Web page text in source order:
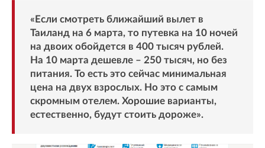
«Если смотреть ближайший вылет в
Таиланд на 6 марта, то путевка на 10 ночей
на двоих обойдется в 400 тысяч рублей.
На 10 марта дешевле – 250 тысяч, но без
питания. То есть это сейчас минимальная
цена на двух взрослых. Но это с самым
скромным отелем. Хорошие варианты,
естественно, будут стоить дороже».